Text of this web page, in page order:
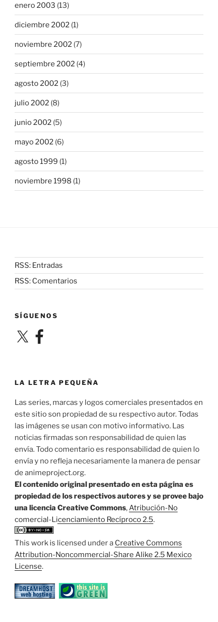
enero 2003 (13)
diciembre 2002 (1)
noviembre 2002 (7)
septiembre 2002 (4)
agosto 2002 (3)
julio 2002 (8)
junio 2002 (5)
mayo 2002 (6)
agosto 1999 (1)
noviembre 1998 (1)
RSS: Entradas
RSS: Comentarios
SÍGUENOS
X Facebook
LA LETRA PEQUEÑA
Las series, marcas y logos comerciales presentados en
este sitio son propiedad de su respectivo autor. Todas
las imágenes se usan con motivo informativo. Las
noticias firmadas son responsabilidad de quien las
envía. Todo comentario es responsabilidad de quien lo
envía y no refleja necesariamente la manera de pensar
de animeproject.org.
El contenido original presentado en esta página es
propiedad de los respectivos autores y se provee bajo
una licencia Creative Commons,Atribución-No
comercial-Licenciamiento Recíproco 2.5.
This work is licensed under a Creative Commons
Attribution-Noncommercial-Share Alike 2.5 Mexico
License.